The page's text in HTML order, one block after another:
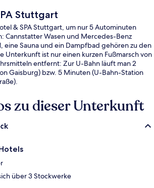
Stuttgart
& SPA Stuttgart, um nur 5 Autominuten
Cannstatter Wasen und Mercedes-Benz
eine Sauna und ein Dampfbad gehören zu den
Unterkunft ist nur einen kurzen Fußmarsch von
entfernt: Zur U-Bahn läuft man 2
Gaisburg) bzw. 5 Minuten (U-Bahn-Station
zu dieser Unterkunft
über 3 Stockwerke